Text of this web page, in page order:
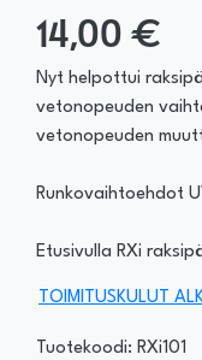
14,00 €
Nyt helpottui
vetonopeuden
vetonopeuden
Runkovaihtoehdot
Etusivulla RXi
TOIMITUSKULUT
Tuotekoodi: RXi101